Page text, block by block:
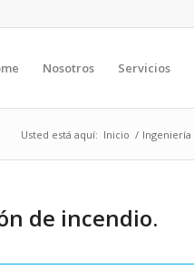
Nosotros Servicios
Usted está aquí: Inicio / Ingeniería
de incendio.